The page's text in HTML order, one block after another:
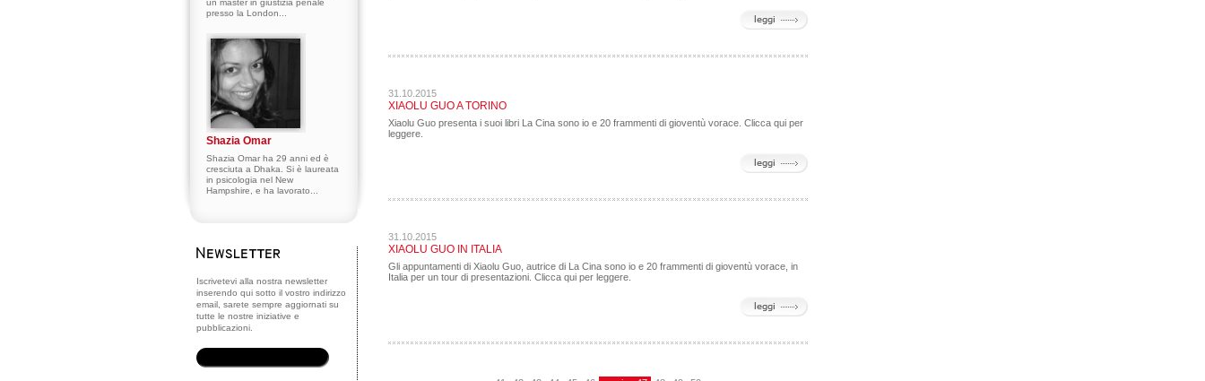
un master in giustizia penale
presso la London...
Shazia Omar
Shazia Omar ha 29 anni ed è
cresciuta a Dhaka. Si è laureata
in psicologia nel New
Hampshire, e ha lavorato...
Iscrivetevi alla nostra newsletter
inserendo qui sotto il vostro indirizzo
email, sarete sempre aggiornati su
tutte le nostre iniziative e
pubblicazioni.
31.10.2015
XIAOLU GUO A TORINO
Xiaolu Guo presenta i suoi libri La Cina sono io e 20 frammenti di gioventù vorace. Clicca qui per
leggere.
31.10.2015
XIAOLU GUO IN ITALIA
Gli appuntamenti di Xiaolu Guo, autrice di La Cina sono io e 20 frammenti di gioventù vorace, in
Italia per un tour di presentazioni. Clicca qui per leggere.